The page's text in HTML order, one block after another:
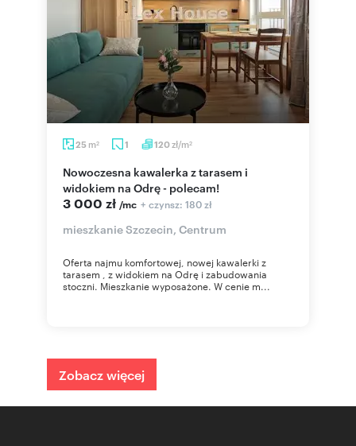
25 m2 1 120zł/m2
Nowoczesna kawalerka z tarasem i
widokiem na Odrę - polecam!
3 000 zł /mc + czynsz: 180 zł
mieszkanie Szczecin, Centrum
Oferta najmu komfortowej, nowej kawalerki z
tarasem , z widokiem na Odrę i zabudowania
stoczni. Mieszkanie wyposażone. W cenie m...
Zobacz więcej